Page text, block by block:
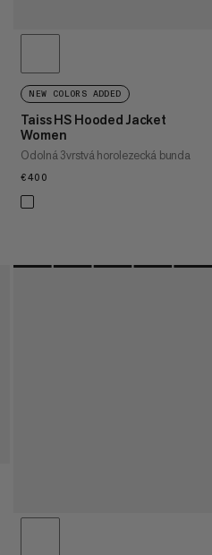
NEW COLORS ADDED
Taiss HS Hooded Jacket
Women
Odolná 3vrstvá horolezecká bunda
€400